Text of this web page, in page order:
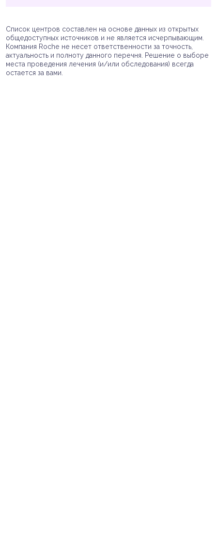
Список центров составлен на основе данных из открытых
общедоступных источников и не является исчерпывающим.
Компания Roche не несет ответственности за точность,
актуальность и полноту данного перечня. Решение о выборе
места проведения лечения (и/или обследования) всегда
остается за вами.